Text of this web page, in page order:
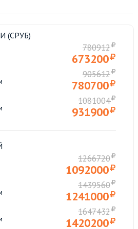
(СРУБ)
780912
673200
905612
780700
1081004
931900
1266720
1092000
1439560
1241000
1647432
1420200